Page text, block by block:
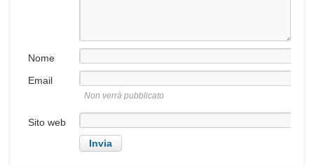
Nome
Email
Non verrà pubblicato
Sito web